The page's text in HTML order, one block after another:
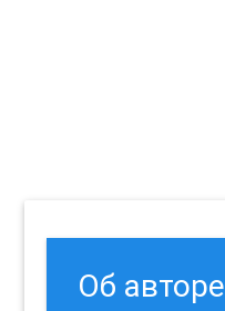
Об авторе